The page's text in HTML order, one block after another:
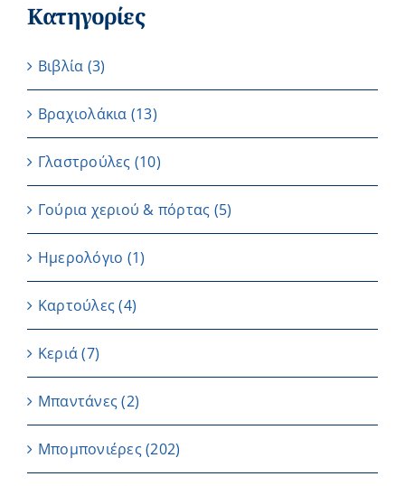
Κατηγορίες
Βιβλία (3)
Βραχιολάκια (13)
Γλαστρούλες (10)
Γούρια χεριού & πόρτας (5)
Ημερολόγιο (1)
Καρτούλες (4)
Κεριά (7)
Μπαντάνες (2)
Μπομπονιέρες(202)